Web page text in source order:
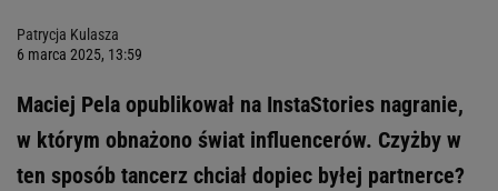
Patrycja Kulasza
6 marca 2025, 13:59
Maciej Pela opublikował na InstaStories nagranie,
w którym obnażono świat influencerów. Czyżby w
ten sposób tancerz chciał dopiec byłej partnerce?